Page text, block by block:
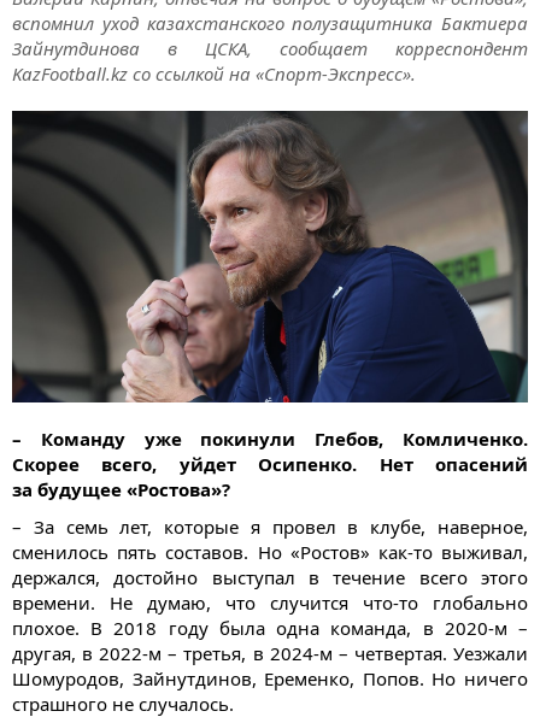
вспомнил уход казахстанского полузащитника Бактиера
Зайнутдинова в ЦСКА, сообщает корреспондент
KazFootball.kz со ссылкой на «Спорт-Экспресс».
– Команду уже покинули Глебов, Комличенко.
Скорее всего, уйдет Осипенко. Нет опасений
за будущее «Ростова»?
– За семь лет, которые я провел в клубе, наверное,
сменилось пять составов. Но «Ростов» как-то выживал,
держался, достойно выступал в течение всего этого
времени. Не думаю, что случится что-то глобально
плохое. В 2018 году была одна команда, в 2020-м –
другая, в 2022-м – третья, в 2024-м – четвертая. Уезжали
Шомуродов, Зайнутдинов, Еременко, Попов. Но ничего
страшного не случалось.